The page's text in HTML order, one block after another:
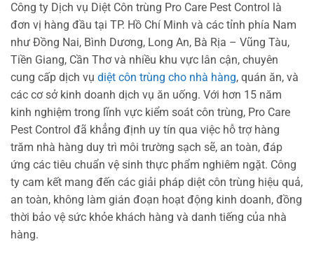
Công ty Dịch vụ Diệt Côn trùng Pro Care Pest Control là
đơn vị hàng đầu tại TP. Hồ Chí Minh và các tỉnh phía Nam
như Đồng Nai, Bình Dương, Long An, Bà Rịa – Vũng Tàu,
Tiền Giang, Cần Thơ và nhiều khu vực lân cận, chuyên
cung cấp dịch vụ diệt côn trùng cho nhà hàng, quán ăn, và
các cơ sở kinh doanh dịch vụ ăn uống. Với hơn 15 năm
kinh nghiệm trong lĩnh vực kiểm soát côn trùng, Pro Care
Pest Control đã khẳng định uy tín qua việc hỗ trợ hàng
trăm nhà hàng duy trì môi trường sạch sẽ, an toàn, đáp
ứng các tiêu chuẩn vệ sinh thực phẩm nghiêm ngặt. Công
ty cam kết mang đến các giải pháp diệt côn trùng hiệu quả,
an toàn, không làm gián đoạn hoạt động kinh doanh, đồng
thời bảo vệ sức khỏe khách hàng và danh tiếng của nhà
hàng.